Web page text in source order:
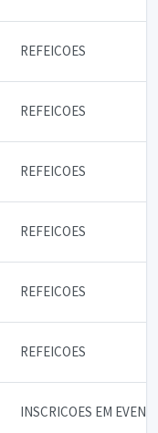
REFEICOES
REFEICOES
REFEICOES
REFEICOES
REFEICOES
REFEICOES
INSCRICOES EM